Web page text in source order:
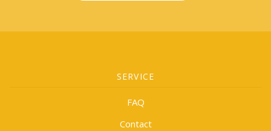
SERVICE
FAQ
Contact